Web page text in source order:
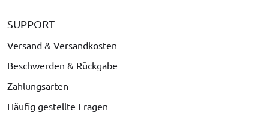
SUPPORT
Versand & Versandkosten
Beschwerden & Rückgabe
Zahlungsarten
Häufig gestellte Fragen